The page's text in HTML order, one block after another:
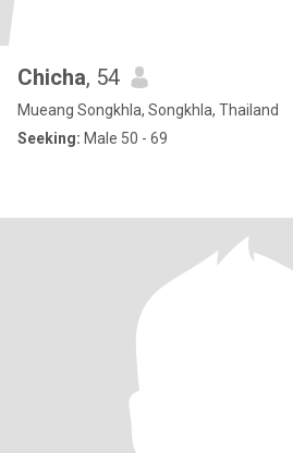
Chicha, 54
Mueang Songkhla, Songkhla, Thailand
Seeking: Male 50 - 69